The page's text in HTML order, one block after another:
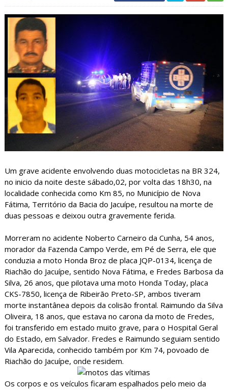
Um grave acidente envolvendo duas motocicletas na BR 324,
no inicio da noite deste sábado,02, por volta das 18h30, na
localidade conhecida como Km 85, no Município de Nova
Fátima, Território da Bacia do Jacuípe, resultou na morte de
duas pessoas e deixou outra gravemente ferida.
Morreram no acidente Noberto Carneiro da Cunha, 54 anos,
morador da Fazenda Campo Verde, em Pé de Serra, ele que
conduzia a moto Honda Broz de placa JQP-0134, licença de
Riachão do Jacuípe, sentido Nova Fátima, e Fredes Barbosa da
Silva, 26 anos, que pilotava uma moto Honda Today, placa
CKS-7850, licença de Ribeirão Preto-SP, ambos tiveram
morte instantânea depois da colisão frontal. Raimundo da Silva
Oliveira, 18 anos, que estava no carona da moto de Fredes,
foi transferido em estado muito grave, para o Hospital Geral
do Estado, em Salvador. Fredes e Raimundo seguiam sentido
Vila Aparecida, conhecido também por Km 74, povoado de
Riachão do Jacuípe, onde residem.
Os corpos e os veículos ficaram espalhados pelo meio da